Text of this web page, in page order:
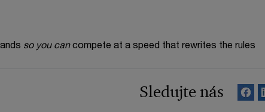
so you can compete at a speed that rewrites the rules
Sledujte nás